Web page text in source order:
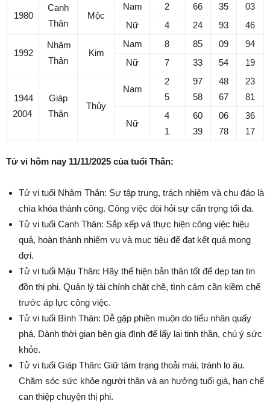
1980
Canh
Thân
Mộc
Nam 2 66 35
03
Nữ
4 24 93 46
1992
Nhâm
Thân
Kim
Nam 8 85 09
94
Nữ
7 33 54 19
1944
2004
Giáp
Thân
Thủy
Nam
2
5
97
58
48
67
23
81
Nữ
4
1
60
39
06
78
36
17
Tử vi hôm nay 11/11/2025 của tuổi Thân:
Tử vi tuổi Nhâm Thân: Sự tập trung, trách nhiệm và chu đáo là
chìa khóa thành công. Công việc đòi hỏi sự cẩn trọng tối đa.
Tử vi tuổi Canh Thân: Sắp xếp và thực hiện công việc hiệu
quả, hoàn thành nhiệm vụ và mục tiêu để đạt kết quả mong
đợi.
Tử vi tuổi Mậu Thân: Hãy thể hiện bản thân tốt để dẹp tan tin
đồn thị phi. Quản lý tài chính chặt chẽ, tình cảm cần kiềm chế
trước áp lực công việc.
Tử vi tuổi Bính Thân: Dễ gặp phiền muộn do tiểu nhân quấy
phá. Dành thời gian bên gia đình để lấy lại tinh thần, chú ý sức
khỏe.
Tử vi tuổi Giáp Thân: Giữ tâm trạng thoải mái, tránh lo âu.
Chăm sóc sức khỏe người thân và an hưởng tuổi già, hạn chế
can thiệp chuyện thị phi.